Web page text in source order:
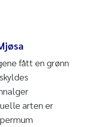
fått en grønn
arten er